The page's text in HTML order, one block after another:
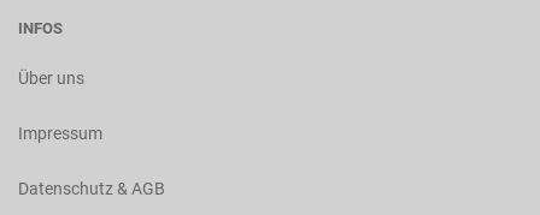
INFOS
Über uns
Impressum
Datenschutz & AGB